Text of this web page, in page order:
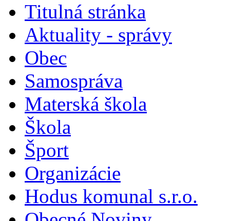
Titulná stránka
Aktuality - správy
Obec
Samospráva
Materská škola
Škola
Šport
Organizácie
Hodus komunal s.r.o.